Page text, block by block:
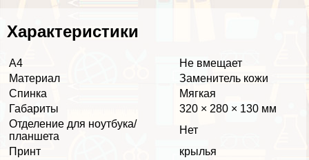
Хаpaктеристики
А4
Не вмещает
Материал
Заменитель кожи
Спинка
Мягкая
Габариты
320 × 280 × 130 мм
Отделение для ноутбука/
планшета
Нет
Принт
крылья